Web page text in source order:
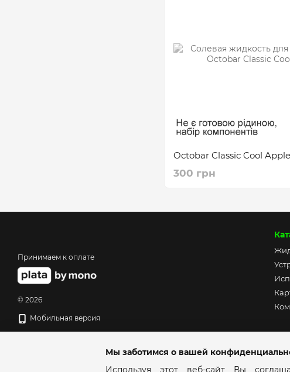
Octobar Classic Cool Apple
300 грн
Принимаем к оплате
© 2026
Мобильная версия
Мы заботимся о вашей
Используя этот веб-сайт Вы